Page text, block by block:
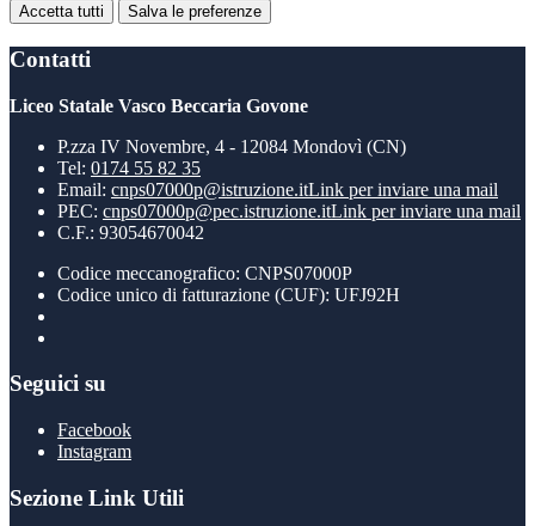
Accetta tutti Salva le preferenze
Contatti
Liceo Statale Vasco Beccaria Govone
P.zza IV Novembre, 4 - 12084 Mondovì (CN)
Tel: 0174 55 82 35
Email: cnps07000p@istruzione.itLink per inviare una mail
PEC: cnps07000p@pec.istruzione.itLink per inviare una mail
C.F.: 93054670042
Codice meccanografico: CNPS07000P
Codice unico di fatturazione (CUF): UFJ92H
Seguici su
Facebook
Instagram
Sezione Link Utili